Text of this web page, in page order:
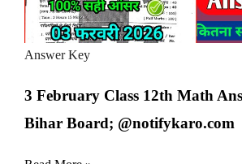
Answer Key
3 February Class 12th Math
Bihar Board; @notifykaro.com